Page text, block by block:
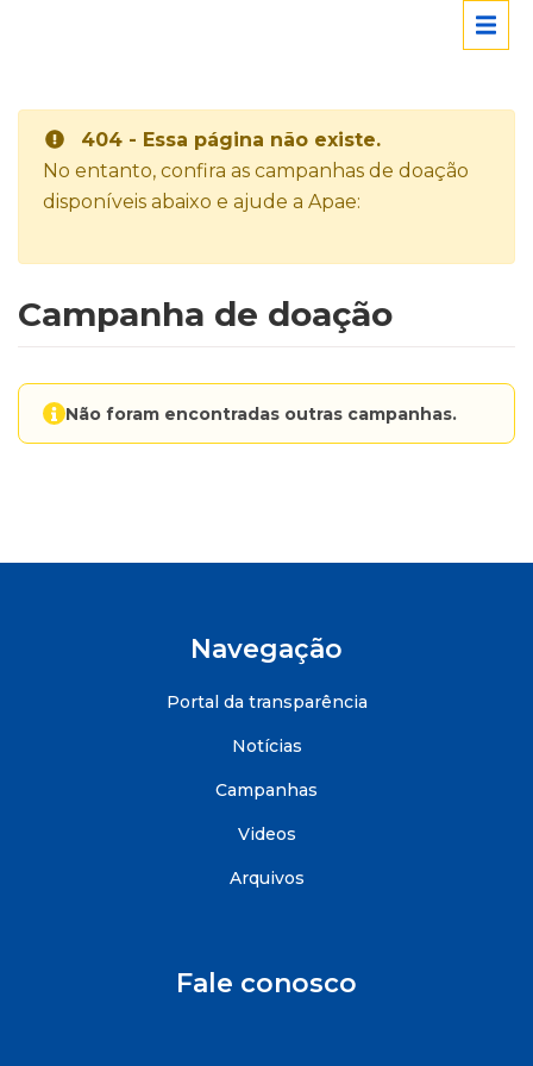
404 - Essa página não existe.
No entanto, confira as campanhas de doação
disponíveis abaixo e ajude a Apae:
Campanha de doação
Não foram encontradas outras campanhas.
Navegação
Portal da transparência
Notícias
Campanhas
Videos
Arquivos
Fale conosco